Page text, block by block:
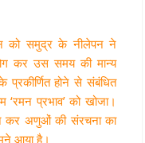
को समुद्र के नीलेपन ने
कर उस समय की मान्य
होने से संबंधित
प्रभाव’ को खोजा।
कर अणुओं की संरचना का
आया है।